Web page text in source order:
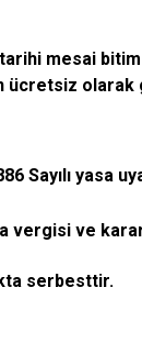
mesai
ücretsiz
yasa
ve karar
serbesttir.